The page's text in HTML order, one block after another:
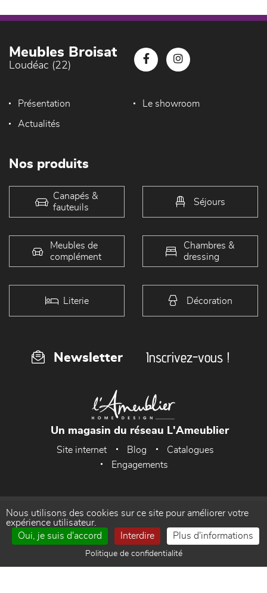
Meubles Broisat
Loudéac (22)
Présentation Le showroom
Actualités
Nos produits
Canapés &
fauteuils
Séjours
Meubles de
complément
Chambres &
dressing
Literie Décoration
Newsletter Inscrivez-vous !
Un magasin du réseau L'Ameublier
Site internet Blog
Catalogues
Engagements
Accueil Mentions Légales
Politique de confidentialité Gestion des cookies
Nous utilisons des cookies sur ce site pour améliorer votre
expérience utilisateur.
Oui, je suis d'accord
Interdire Plus d'informations
Politique de confidentialité